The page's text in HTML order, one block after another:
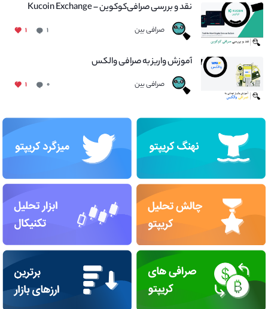
نقد و بررسی صرافی‌کوکوین – Kucoin Exchange
صرافی بین ۱ ۱
آموزش واریز به صرافی والکس
صرافی بین ۰ ۱